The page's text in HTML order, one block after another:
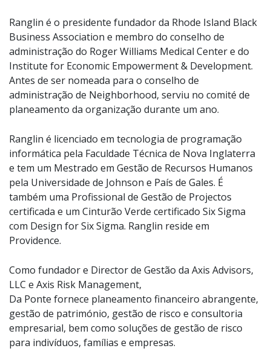
Ranglin é o presidente fundador da Rhode Island Black
Business Association e membro do conselho de
administração do Roger Williams Medical Center e do
Institute for Economic Empowerment & Development.
Antes de ser nomeada para o conselho de
administração de Neighborhood, serviu no comité de
planeamento da organização durante um ano.
Ranglin é licenciado em tecnologia de programação
informática pela Faculdade Técnica de Nova Inglaterra
e tem um Mestrado em Gestão de Recursos Humanos
pela Universidade de Johnson e País de Gales. É
também uma Profissional de Gestão de Projectos
certificada e um Cinturão Verde certificado Six Sigma
com Design for Six Sigma. Ranglin reside em
Providence.
Como fundador e Director de Gestão da Axis Advisors,
LLC e Axis Risk Management,
Da Ponte fornece planeamento financeiro abrangente,
gestão de património, gestão de risco e consultoria
empresarial, bem como soluções de gestão de risco
para indivíduos, famílias e empresas.